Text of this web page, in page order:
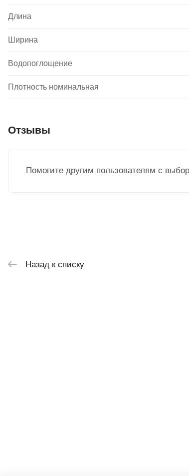
Длина
Ширина
Водопоглощение
Плотность номинальная
Отзывы
Помогите другим пользователям с
Назад к списку